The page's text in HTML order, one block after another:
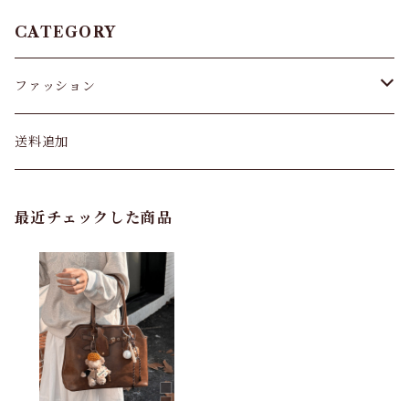
CATEGORY
ファッション
パンツ&スカート
バッグ
カーディガン
パンプス・サンダル
送料追加
最近チェックした商品